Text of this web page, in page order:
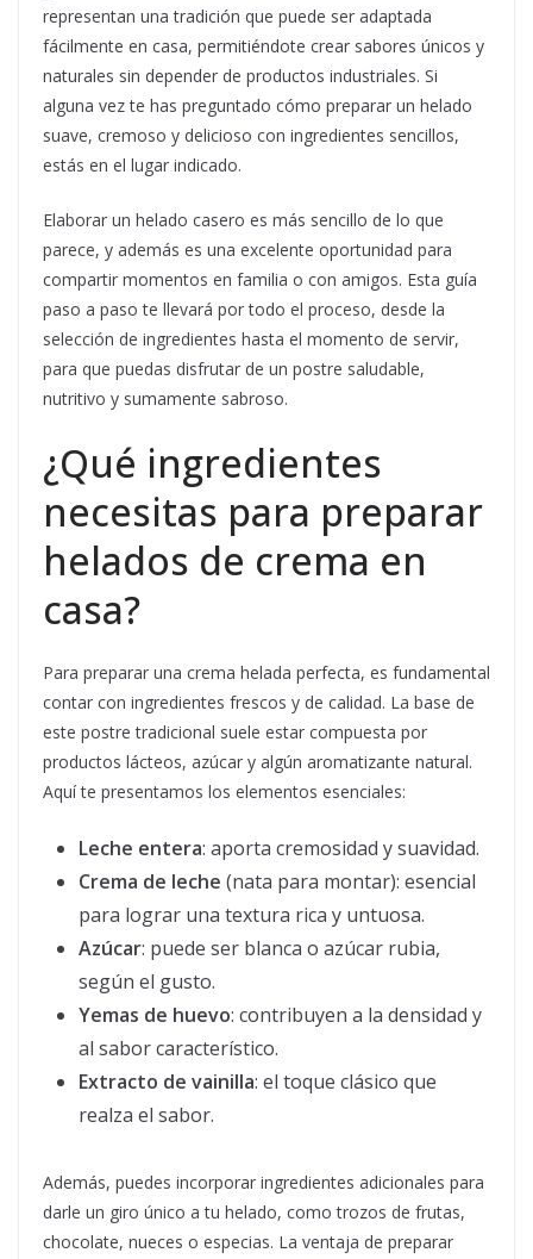
representan una tradición que puede ser adaptada
fácilmente en casa, permitiéndote crear sabores únicos y
naturales sin depender de productos industriales. Si
alguna vez te has preguntado cómo preparar un helado
suave, cremoso y delicioso con ingredientes sencillos,
estás en el lugar indicado.
Elaborar un helado casero es más sencillo de lo que
parece, y además es una excelente oportunidad para
compartir momentos en familia o con amigos. Esta guía
paso a paso te llevará por todo el proceso, desde la
selección de ingredientes hasta el momento de servir,
para que puedas disfrutar de un postre saludable,
nutritivo y sumamente sabroso.
¿Qué ingredientes
necesitas para preparar
helados de crema en
casa?
Para preparar una crema helada perfecta, es fundamental
contar con ingredientes frescos y de calidad. La base de
este postre tradicional suele estar compuesta por
productos lácteos, azúcar y algún aromatizante natural.
Aquí te presentamos los elementos esenciales:
Leche entera: aporta cremosidad y suavidad.
Crema de leche (nata para montar): esencial
para lograr una textura rica y untuosa.
Azúcar: puede ser blanca o azúcar rubia,
según el gusto.
Yemas de huevo: contribuyen a la densidad y
al sabor característico.
Extracto de vainilla: el toque clásico que
realza el sabor.
Además, puedes incorporar ingredientes adicionales para
darle un giro único a tu helado, como trozos de frutas,
chocolate, nueces o especias. La ventaja de preparar